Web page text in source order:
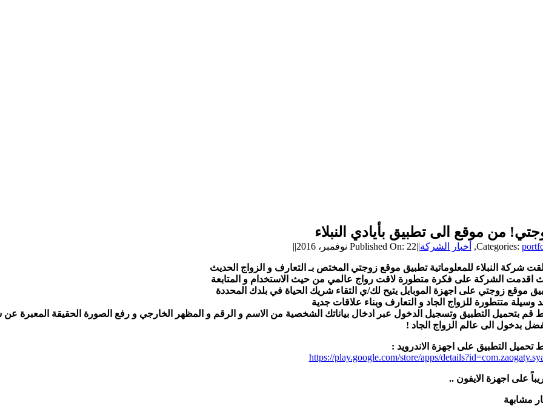
من موقع الى تطبيق بأيادي النبلاء
Categories:
, أخبار الشركة ||Published On: 22 نوفمبر، 2016
شركة النبلاء للمعلوماتية تطبيق موقع زوجتي المختص بـ التعارف و الزواج الحديث
اقدمت الشركة على فكرة متطورة لاقت رواج عالمي من حيث الاستخدام و المتابعة
موقع زوجتي على اجهزة الموبايل يتيح لك/ي التقاء شريك الحياة في بلدك المحددة
وسيلة متتطورة للزواج الجاد و التعارف وبناء علاقات جدية
قم بتحميل التطبيق وتسجيل الدخول عبر ادخال بياناتك الشخصية من الاسم و الرقم و المظهر الخارجي و رفع الصورة الحقيقة المعبرة
بدخول الى عالم الزواج الجاد !
تحميل التطبيق على اجهزة الاندرويد :
https://play.google.com/store/apps/
على اجهزة الايفون ..
مشابهة